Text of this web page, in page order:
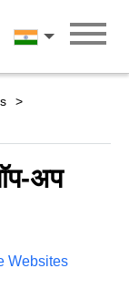
हिन्दी
अप
Websites